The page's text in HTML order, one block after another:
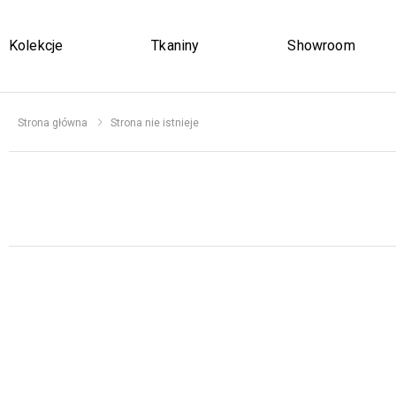
Kolekcje Tkaniny Showroom
Strona główna Strona nie istnieje